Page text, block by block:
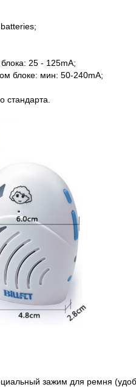
25 - 125mA;
блоке: мин: 50-240mA;
стандарта.
зажим для ремня